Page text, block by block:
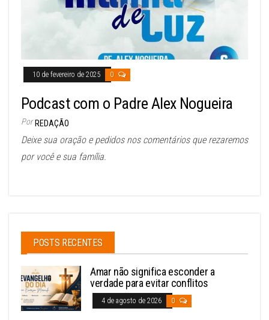
10 de fevereiro de 2025 0
Podcast com o Padre Alex Nogueira
Por REDAÇÃO
Deixe sua oração e pedidos nos comentários que rezaremos
por você e sua família.
POSTS RECENTES
Amar não significa esconder a
verdade para evitar conflitos
4 de agosto de 2026 0